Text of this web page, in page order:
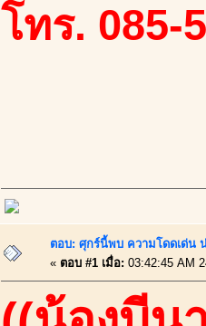
โทร.
ตอบ: ศุกร์นี้พบ ความโดดเด่น
« ตอบ #1 เมื่อ: 03:42:45 AM